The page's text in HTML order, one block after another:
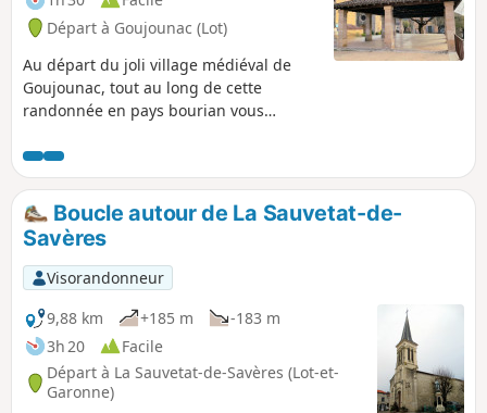
Départ à Goujounac (Lot)
Au départ du joli village médiéval de
Goujounac, tout au long de cette
randonnée en pays bourian vous
gariottes/cazelles, sources, puits, lavoir,
fontaine. Un territoire vallonné et boisé
de pins, de châtaigniers, de chênes.
Vous découvrirez les deux hameaux de
Touron et Fargou), témoins d'une riche
histoire paysanne. La ferme en activité
du Touron propose à la vente des
produits locaux autour du canard. Pour
clôturer votre randonnée, vous pourrez
vous désaltérer au bar de l'hostellerie
sur la place du village.
Boucle autour de La Sauvetat-de-
Savères
Visorandonneur
9,88 km
+185 m
-183 m
3h 20
Facile
Départ à La Sauvetat-de-Savères (Lot-et-
Garonne)